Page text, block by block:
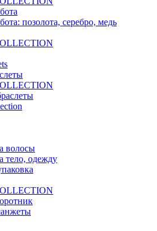
позолота, серебро, медь
волосы
тело, одежду